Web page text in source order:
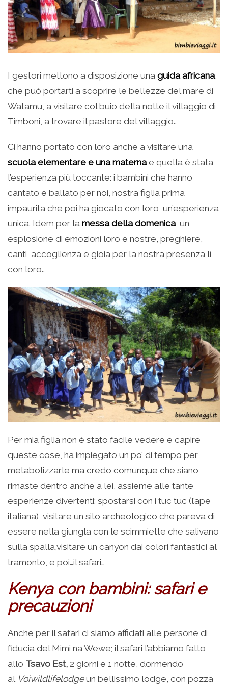
I gestori mettono a disposizione una guida africana,
che può portarti a scoprire le bellezze del mare di
Watamu, a visitare col buio della notte il villaggio di
Timboni, a trovare il pastore del villaggio..
Ci hanno portato con loro anche a visitare una
scuola elementare e una materna e quella è stata
l’esperienza più toccante: i bambini che hanno
cantato e ballato per noi, nostra figlia prima
impaurita che poi ha giocato con loro, un’esperienza
unica. Idem per la messa della domenica, un
esplosione di emozioni loro e nostre, preghiere,
canti, accoglienza e gioia per la nostra presenza lì
con loro..
Per mia figlia non è stato facile vedere e capire
queste cose, ha impiegato un po’ di tempo per
metabolizzarle ma credo comunque che siano
rimaste dentro anche a lei, assieme alle tante
esperienze divertenti: spostarsi con i tuc tuc (l’ape
italiana), visitare un sito archeologico che pareva di
essere nella giungla con le scimmiette che salivano
sulla spalla,visitare un canyon dai colori fantastici al
tramonto, e poi…il safari…
Kenya con bambini: safari e
precauzioni
Anche per il safari ci siamo affidati alle persone di
fiducia del Mimi na Wewe; il safari l’abbiamo fatto
allo Tsavo Est, 2 giorni e 1 notte, dormendo
al Voiwildlifelodgeun bellissimo lodge, con pozza